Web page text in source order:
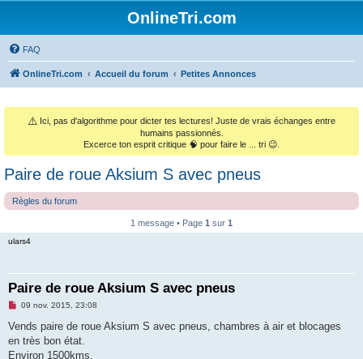
OnlineTri.com
FAQ
OnlineTri.com Accueil du forum Petites Annonces
⚠️ Ici, pas d'algorithme pour dicter tes lectures! Juste de vrais échanges entre
humains passionnés.
Excerce ton esprit critique 🧠 pour faire le ... tri 😉.
Paire de roue Aksium S avec pneus
Règles du forum
1 message • Page 1 sur 1
ulars4
Paire de roue Aksium S avec pneus
M
s
a
g
09 nov. 2015, 23:08
Vends paire de roue Aksium S avec pneus, chambres à air et blocages
en très bon état.
Environ 1500kms.